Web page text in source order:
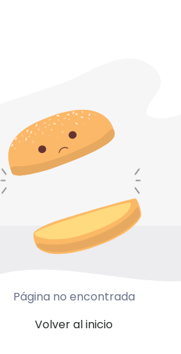
Página no encontrada
Volver al inicio